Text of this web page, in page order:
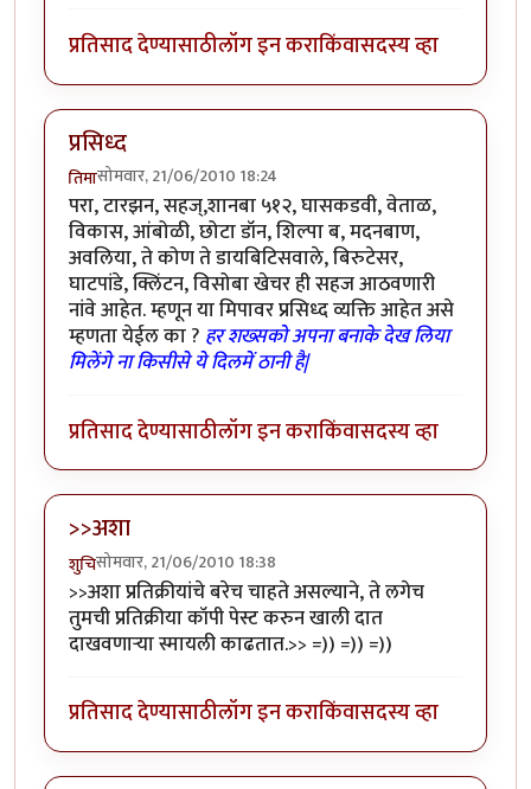
प्रतिसाद देण्यासाठीलॉग इन कराकिंवासदस्य व्हा
प्रसिध्द
तिमासोमवार, 21/06/2010 18:24
परा, टारझन, सहज्,शानबा ५१२, घासकडवी, वेताळ,
विकास, आंबोळी, छोटा डॉन, शिल्पा ब, मदनबाण,
अवलिया, ते कोण ते डायबिटिसवाले, बिरुटेसर,
घाटपांडे, क्लिंटन, विसोबा खेचर ही सहज आठवणारी
नांवे आहेत. म्हणून या मिपावर प्रसिध्द व्यक्ति आहेत असे
म्हणता येईल का ? हर शख्सको अपना बनाके देख लिया
मिलेंगे ना किसीसे ये दिलमें ठानी है|
प्रतिसाद देण्यासाठीलॉग इन कराकिंवासदस्य व्हा
>>अशा
शुचिसोमवार, 21/06/2010 18:38
>>अशा प्रतिक्रीयांचे बरेच चाहते असल्याने, ते लगेच
तुमची प्रतिक्रीया कॉपी पेस्ट करुन खाली दात
दाखवणार्‍या स्मायली काढतात.>> =)) =)) =))
प्रतिसाद देण्यासाठीलॉग इन कराकिंवासदस्य व्हा